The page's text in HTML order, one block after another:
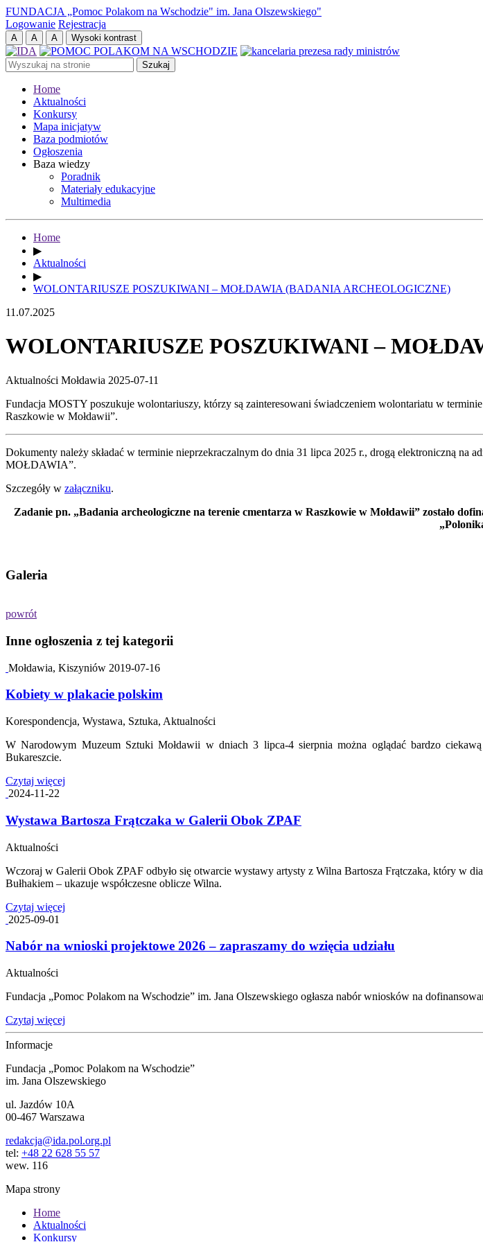
FUNDACJA „Pomoc Polakom na Wschodzie" im. Jana Olszewskiego"
Logowanie Rejestracja
Home
Aktualności
Konkursy
Mapa inicjatyw
Baza podmiotów
Ogłoszenia
Baza wiedzy
Poradnik
Materiały edukacyjne
Multimedia
Home
▶
Aktualności
▶
WOLONTARIUSZE POSZUKIWANI – MOŁDAWIA (BADANIA ARCHEOLOGICZNE)
11.07.2025
WOLONTARIUSZE POSZUKIWANI –
Aktualności Mołdawia 2025-07-11
Fundacja MOSTY poszukuje wolontariuszy, którzy są zainteresowani świadczeniem wolontariatu w
Raszkowie w Mołdawii”.
Dokumenty należy składać w terminie nieprzekraczalnym do dnia 31 lipca 2025 r., drogą elektroniczną na
MOŁDAWIA”.
Szczegóły w załączniku.
Zadanie pn. „Badania archeologiczne na terenie cmentarza w Raszkowie w Mołdawii” zostało
Galeria
powrót
Inne ogłoszenia z tej kategorii
Mołdawia, Kiszyniów 2019-07-16
Kobiety w plakacie polskim
Korespondencja, Wystawa, Sztuka, Aktualności
W Narodowym Muzeum Sztuki Mołdawii w dniach 3 lipca-4 sierpnia można oglądać bardzo
Bukareszcie.
Czytaj więcej
2024-11-22
Wystawa Bartosza Frątczaka w Galerii Obok ZPAF
Aktualności
Wczoraj w Galerii Obok ZPAF odbyło się otwarcie wystawy artysty z Wilna Bartosza Frątczaka, który w
Bułhakiem – ukazuje współczesne oblicze Wilna.
Czytaj więcej
2025-09-01
Nabór na wnioski projektowe 2026 – zapraszamy do wzięcia udziału
Aktualności
Fundacja „Pomoc Polakom na Wschodzie” im. Jana Olszewskiego ogłasza nabór wniosków na
Czytaj więcej
Informacje
Fundacja „Pomoc Polakom na Wschodzie”
im. Jana Olszewskiego
ul. Jazdów 10A
00-467 Warszawa
redakcja@ida.pol.org.pl
tel: +48 22 628 55 57
wew. 116
Mapa strony
Home
Aktualności
Konkursy